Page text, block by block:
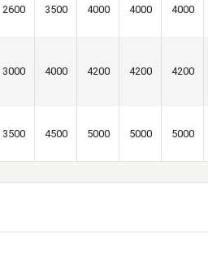
2600 3500 4000 4000 4000
3000 4000 4200 4200 4200
3500 4500 5000 5000 5000